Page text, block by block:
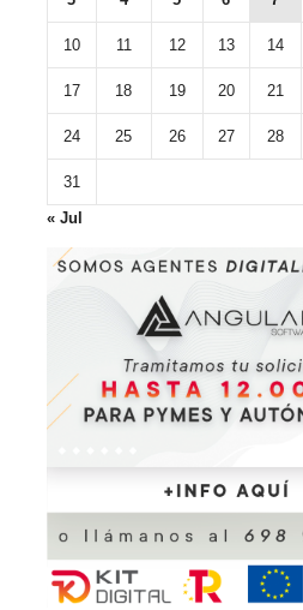
10 11 12 13 14
17 18 19 20 21
24 25 26 27 28
31
« Jul